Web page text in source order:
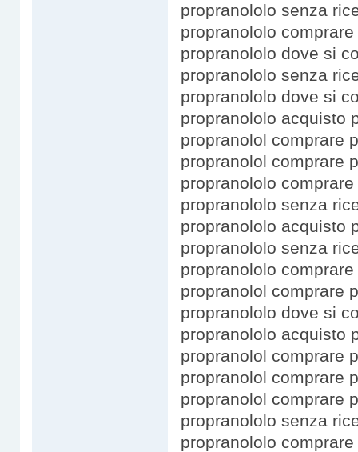
propranololo senza
propranololo
propranololo dove si
propranololo senza
propranololo dove si
propranololo acquisto
propranolol comprare
propranolol comprare
propranololo
propranololo senza
propranololo acquisto
propranololo senza
propranololo
propranolol comprare
propranololo dove si
propranololo acquisto
propranolol comprare
propranolol comprare
propranolol comprare
propranololo senza
propranololo